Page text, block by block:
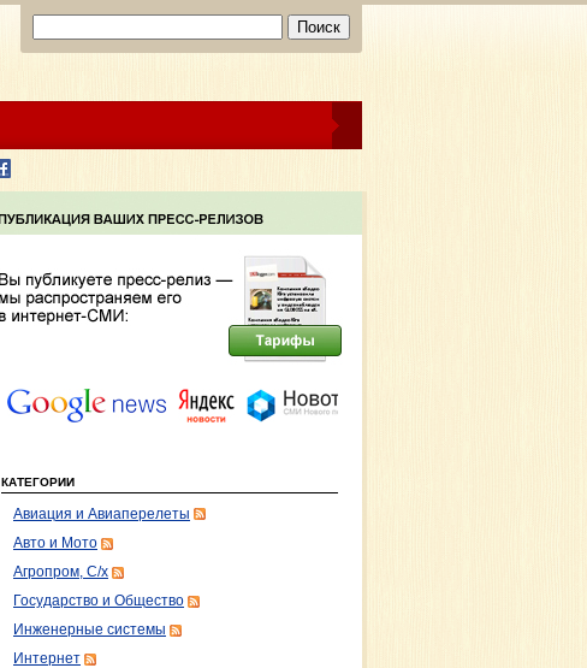
КАТЕГОРИИ
Авиация и Авиаперелеты
Авто и Мото
Агропром, С/х
Государство и Общество
Инженерные системы
Интернет